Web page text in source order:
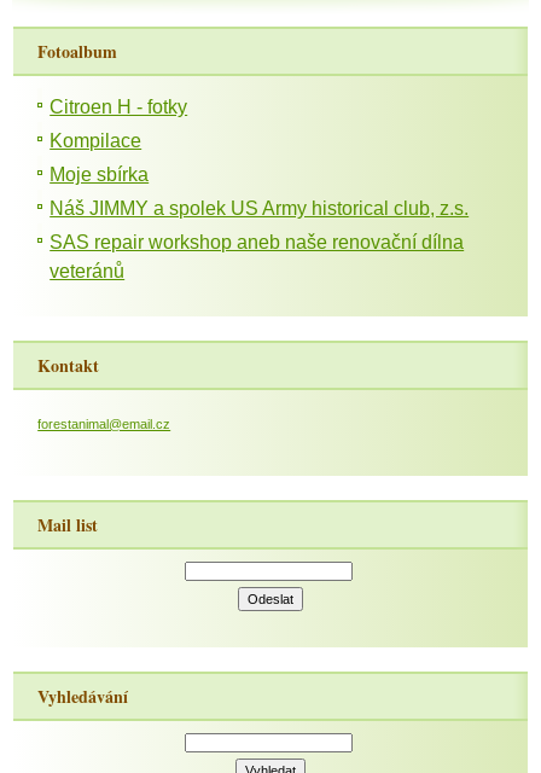
Fotoalbum
Citroen H - fotky
Kompilace
Moje sbírka
Náš JIMMY a spolek US Army historical club, z.s.
SAS repair workshop aneb naše renovační dílna
veteránů
Kontakt
forestanimal@email.cz
Mail list
Vyhledávání